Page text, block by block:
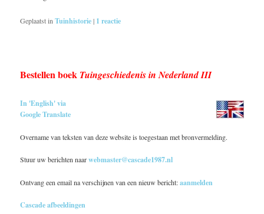
Geplaatst inTuinhistorie| 1 reactie
Bestellen boek Tuingeschiedenis in Nederland III
In 'English' via
Google Translate
Overname van teksten van deze website is toegestaan met bronvermelding.
Stuur uw berichten naarwebmaster@cascade1987.nl
Ontvang een email na verschijnen van een nieuw bericht:aanmelden
Cascade afbeeldingen